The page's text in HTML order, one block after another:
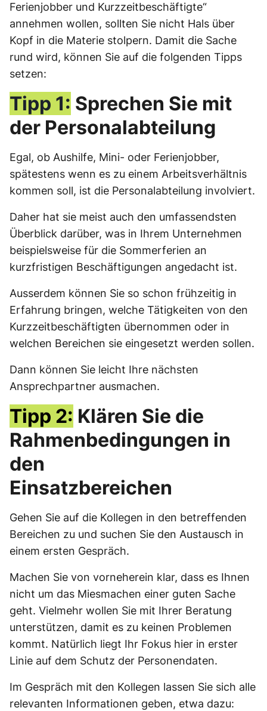
Ferienjobber und Kurzzeitbeschäftigte“
annehmen wollen, sollten Sie nicht Hals über
Kopf in die Materie stolpern. Damit die Sache
rund wird, können Sie auf die folgenden Tipps
setzen:
Tipp 1: Sprechen Sie mit
der Personalabteilung
Egal, ob Aushilfe, Mini- oder Ferienjobber,
spätestens wenn es zu einem Arbeitsverhältnis
kommen soll, ist die Personalabteilung involviert.
Daher hat sie meist auch den umfassendsten
Überblick darüber, was in Ihrem Unternehmen
beispielsweise für die Sommerferien an
kurzfristigen Beschäftigungen angedacht ist.
Ausserdem können Sie so schon frühzeitig in
Erfahrung bringen, welche Tätigkeiten von den
Kurzzeitbeschäftigten übernommen oder in
welchen Bereichen sie eingesetzt werden sollen.
Dann können Sie leicht Ihre nächsten
Ansprechpartner ausmachen.
Tipp 2: Klären Sie die
Rahmenbedingungen in
den
Einsatzbereichen
Gehen Sie auf die Kollegen in den betreffenden
Bereichen zu und suchen Sie den Austausch in
einem ersten Gespräch.
Machen Sie von vorneherein klar, dass es Ihnen
nicht um das Miesmachen einer guten Sache
geht. Vielmehr wollen Sie mit Ihrer Beratung
unterstützen, damit es zu keinen Problemen
kommt. Natürlich liegt Ihr Fokus hier in erster
Linie auf dem Schutz der Personendaten.
Im Gespräch mit den Kollegen lassen Sie sich alle
relevanten Informationen geben, etwa dazu: